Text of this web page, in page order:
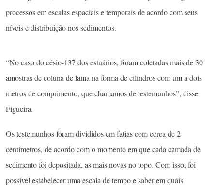
processos em escalas espaciais e temporais de acordo com seus
níveis e distribuição nos sedimentos.
“No caso do césio-137 dos estuários, foram coletadas mais de 30
amostras de coluna de lama na forma de cilindros com um a dois
metros de comprimento, que chamamos de testemunhos”, disse
Figueira.
Os testemunhos foram divididos em fatias com cerca de 2
centímetros, de acordo com o momento em que cada camada de
sedimento foi depositada, as mais novas no topo. Com isso, foi
possível estabelecer uma escala de tempo e saber em quais